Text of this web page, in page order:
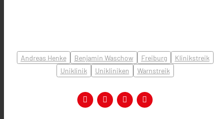
Andreas Henke Benjamin Waschow Freiburg
Klinikstreik
Uniklinik
Unikliniken Warnstreik